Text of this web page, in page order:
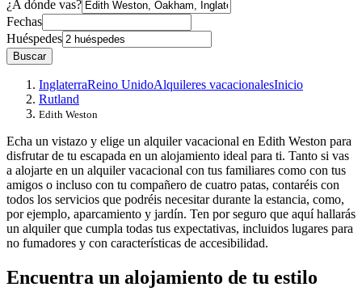
¿A dónde vas?
Fechas
Huéspedes
Buscar
InglaterraReino UnidoAlquileres vacacionalesInicio
Rutland
Edith Weston
Echa un vistazo y elige un alquiler vacacional en Edith Weston para
disfrutar de tu escapada en un alojamiento ideal para ti. Tanto si vas
a alojarte en un alquiler vacacional con tus familiares como con tus
amigos o incluso con tu compañero de cuatro patas, contaréis con
todos los servicios que podréis necesitar durante la estancia, como,
por ejemplo, aparcamiento y jardín. Ten por seguro que aquí hallarás
un alquiler que cumpla todas tus expectativas, incluidos lugares para
no fumadores y con características de accesibilidad.
Encuentra un alojamiento de tu estilo